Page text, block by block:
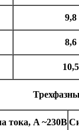
9,8
8,6
10,5
тока, A ~230В